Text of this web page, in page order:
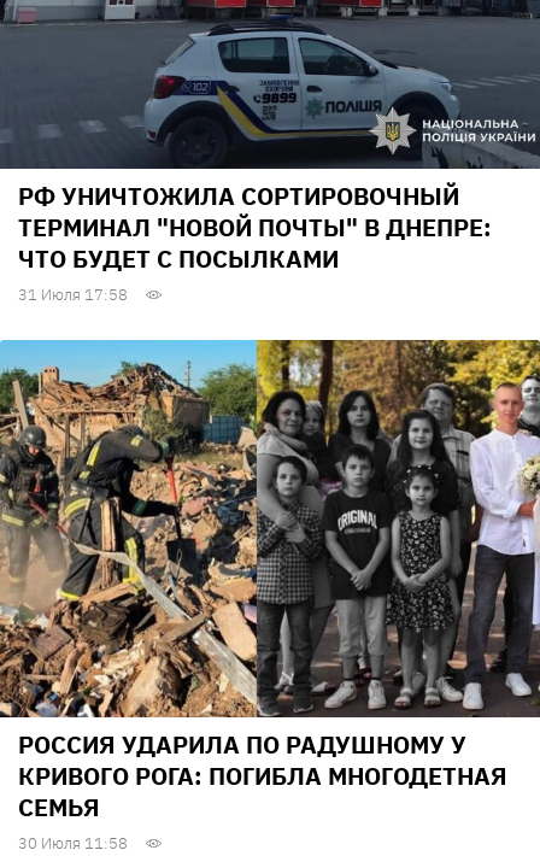
РФ УНИЧТОЖИЛА СОРТИРОВОЧНЫЙ
ТЕРМИНАЛ "НОВОЙ ПОЧТЫ" В ДНЕПРЕ:
ЧТО БУДЕТ С ПОСЫЛКАМИ
31 Июля 17:58
РОССИЯ УДАРИЛА ПО РАДУШНОМУ У
КРИВОГО РОГА: ПОГИБЛА МНОГОДЕТНАЯ
СЕМЬЯ
30 Июля 11:58